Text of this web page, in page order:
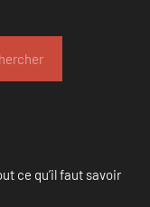
ce qu’il faut savoir